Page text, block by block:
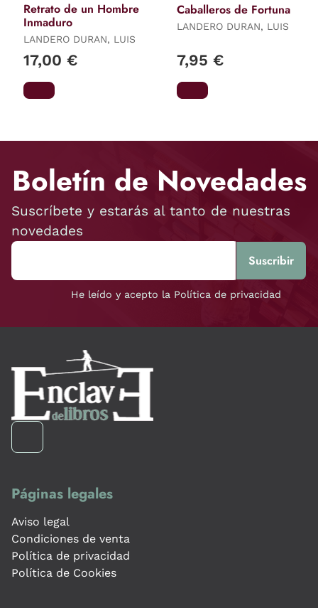
Retrato de un Hombre
Inmaduro
LANDERO DURAN, LUIS
17,00 €
Caballeros de Fortuna
LANDERO DURAN, LUIS
7,95 €
Boletín de Novedades
Suscríbete y estarás al tanto de nuestras
novedades
He leído y acepto la Política de privacidad
Páginas legales
Aviso legal
Condiciones de venta
Política de privacidad
Política de Cookies